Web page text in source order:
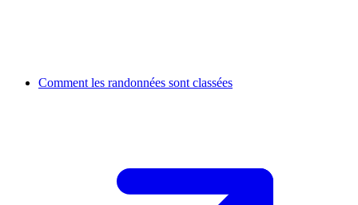
Comment les randonnées sont classées